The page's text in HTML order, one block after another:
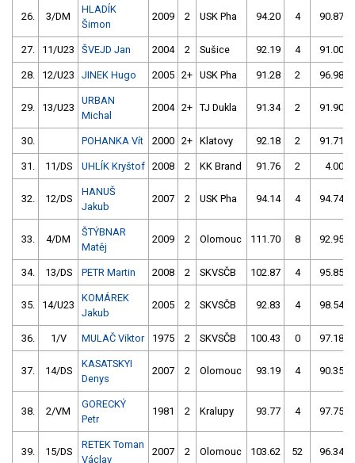
26. 3/DM
HLADÍK
Šimon
2009 2 USK Pha 94.20 4 90.87
27. 11/U23 ŠVEJD Jan 2004 2 Sušice 92.19 4 91.00
28. 12/U23 JINEK Hugo 2005 2+ USK Pha 91.28 2 96.98
29. 13/U23
URBAN
Michal
2004 2+ TJ Dukla 91.34 2 91.90
30. POHANKA Vít 2000 2+ Klatovy 92.18 2 91.71
31. 11/DS UHLÍK Kryštof 2008 2 KK Brand 91.76 2 4.00
32. 12/DS
HANUŠ
Jakub
2007 2 USK Pha 94.14 4 94.74
33. 4/DM
ŠTÝBNAR
Matěj
2009 2 Olomouc 111.70 8 92.95
34. 13/DS PETR Martin 2008 2 SKVSČB 102.87 4 95.85
35. 14/U23
KOMÁREK
Jakub
2005 2 SKVSČB 92.83 4 98.54
36. 1/V MULAČ Viktor 1975 2 SKVSČB 100.43 0 97.18
37. 14/DS
KASATSKYI
Denys
2007 2 Olomouc 93.19 4 90.35
38. 2/VM
GORECKÝ
Petr
1981 2 Kralupy 93.77 4 97.75
39. 15/DS
RETEK Toman
Václav
2007 2 Olomouc 103.62 52 96.34